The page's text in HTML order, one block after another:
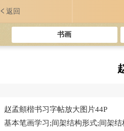
返回
书画
赵孟頫楷书习字帖放大图片44P
基本笔画学习;间架结构形式;间架